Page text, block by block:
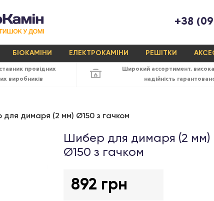
+38
БІОКАМІНИ ЕЛЕКТРОКАМІНИ РЕШІТКИ
провідних
виробників
Широкий ассортимент,
надійність
для димаря (2 мм) Ø150 з гачком
Шибер для димаря (2 мм)
Ø150 з гачком
892 грн